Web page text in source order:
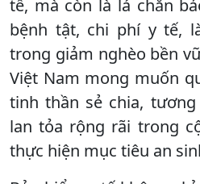
tế, mà còn là lá chắn
bệnh tật, chi phí y tế,
trong giảm nghèo bền
Việt Nam mong muốn
tinh thần sẻ chia,
lan tỏa rộng rãi trong
thực hiện mục tiêu an